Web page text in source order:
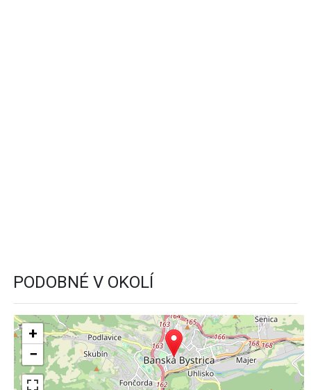
PODOBNÉ V OKOLÍ
+
−